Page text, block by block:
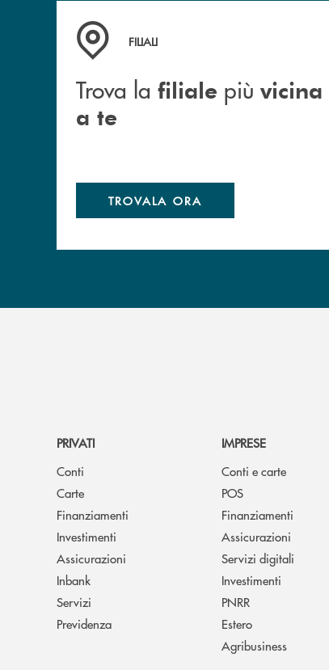
Trova la filiale più vicina a te
FILIALI
Trova la filiale più vicina
a te
TROVALA ORA
PRIVATI
Conti
Carte
Finanziamenti
Investimenti
Assicurazioni
Inbank
Servizi
Previdenza
IMPRESE
Conti e carte
POS
Finanziamenti
Assicurazioni
Servizi digitali
Investimenti
PNRR
Estero
Agribusiness